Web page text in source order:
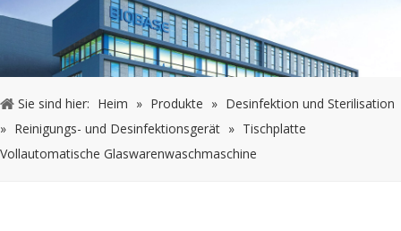
Verletzung
Haftung
20240510
Sie sind hier: Heim » Produkte » Desinfektion und Sterilisation
» Reinigungs- und Desinfektionsgerät » Tischplatte
Vollautomatische Glaswarenwaschmaschine